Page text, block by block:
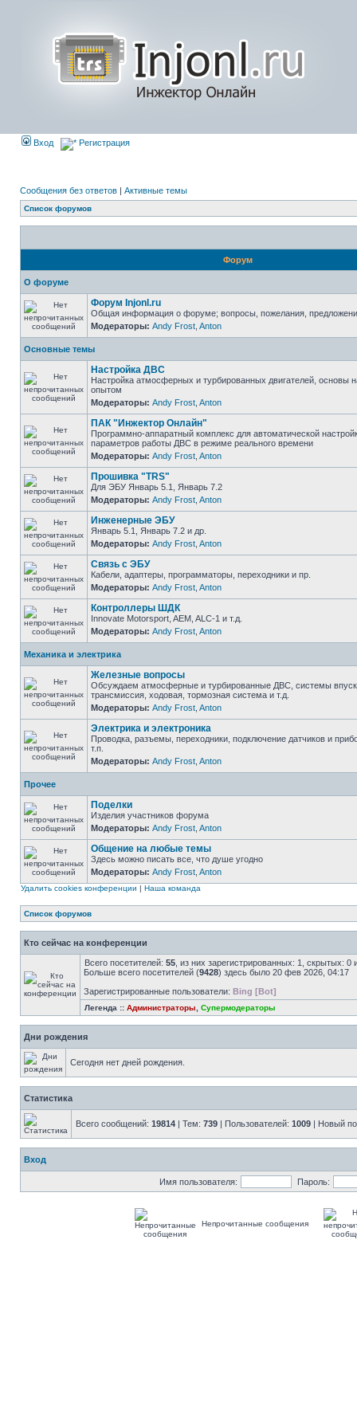
Вход Регистрация
Сообщения без ответов | Активные темы
Список форумов
Форум
О форуме
Форум Injonl.ru
Общая информация о форуме; вопросы, пожелания,
Модераторы: Andy Frost Anton
Основные темы
Настройка ДВС
Настройка атмосферных и турбированных двигателей, основы
опытом
Модераторы: Andy Frost Anton
ПАК "Инжектор Онлайн"
Программно-аппаратный комплекс для автоматической
параметров работы ДВС в режиме реального времени
Модераторы: Andy Frost Anton
Прошивка "TRS"
Для ЭБУ Январь 5.1, Январь 7.2
Модераторы: Andy Frost Anton
Инженерные ЭБУ
Январь 5.1, Январь 7.2 и др.
Модераторы: Andy Frost Anton
Связь с ЭБУ
Кабели, адаптеры, программаторы, переходники и пр.
Модераторы: Andy Frost Anton
Контроллеры ШДК
Innovate Motorsport, AEM, ALC-1 и т.д.
Модераторы: Andy Frost Anton
Механика и электрика
Железные вопросы
Обсуждаем атмосферные и турбированные ДВС, системы
трансмиссия, ходовая, тормозная система и т.д.
Модераторы: Andy Frost Anton
Электрика и электроника
Проводка, разъемы, переходники, подключение датчиков и
т.п.
Модераторы: Andy Frost Anton
Прочее
Поделки
Изделия участников форума
Модераторы: Andy Frost Anton
Общение на любые темы
Здесь можно писать все, что душе угодно
Модераторы: Andy Frost Anton
Удалить cookies конференции | Наша команда
Список форумов
Кто сейчас на конференции
Всего посетителей: 55 , из них зарегистрированных: 1, скрытых:
Больше всего посетителей (9428) здесь было 20 фев 2026, 04:17
Зарегистрированные пользователи: Bing [Bot]
Легенда :: Администраторы Супермодераторы
Дни рождения
Сегодня нет дней рождения.
Статистика
Всего сообщений: 19814 | Тем: 739 | Пользователей: 1009 | Новый
Вход
Имя пользователя: Пароль:
Непрочитанные сообщения